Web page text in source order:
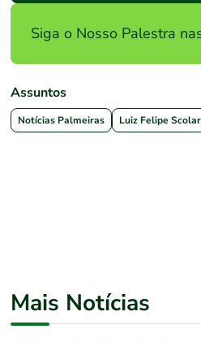
Siga o Nosso Palestra
Assuntos
Notícias Palmeiras Luiz Felipe
Mais Notícias